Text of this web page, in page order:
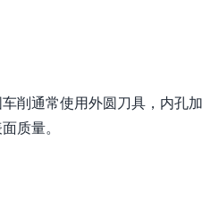
削通常使用外圆刀具，内孔
质量。